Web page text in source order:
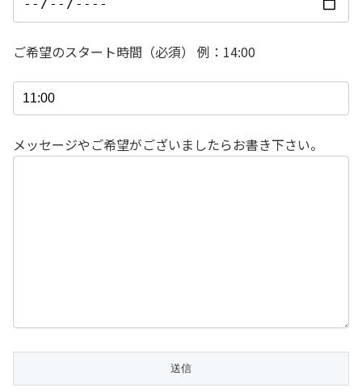
ご希望のスタート時間（必須） 例：14:00
メッセージやご希望がございましたらお書き下さい。